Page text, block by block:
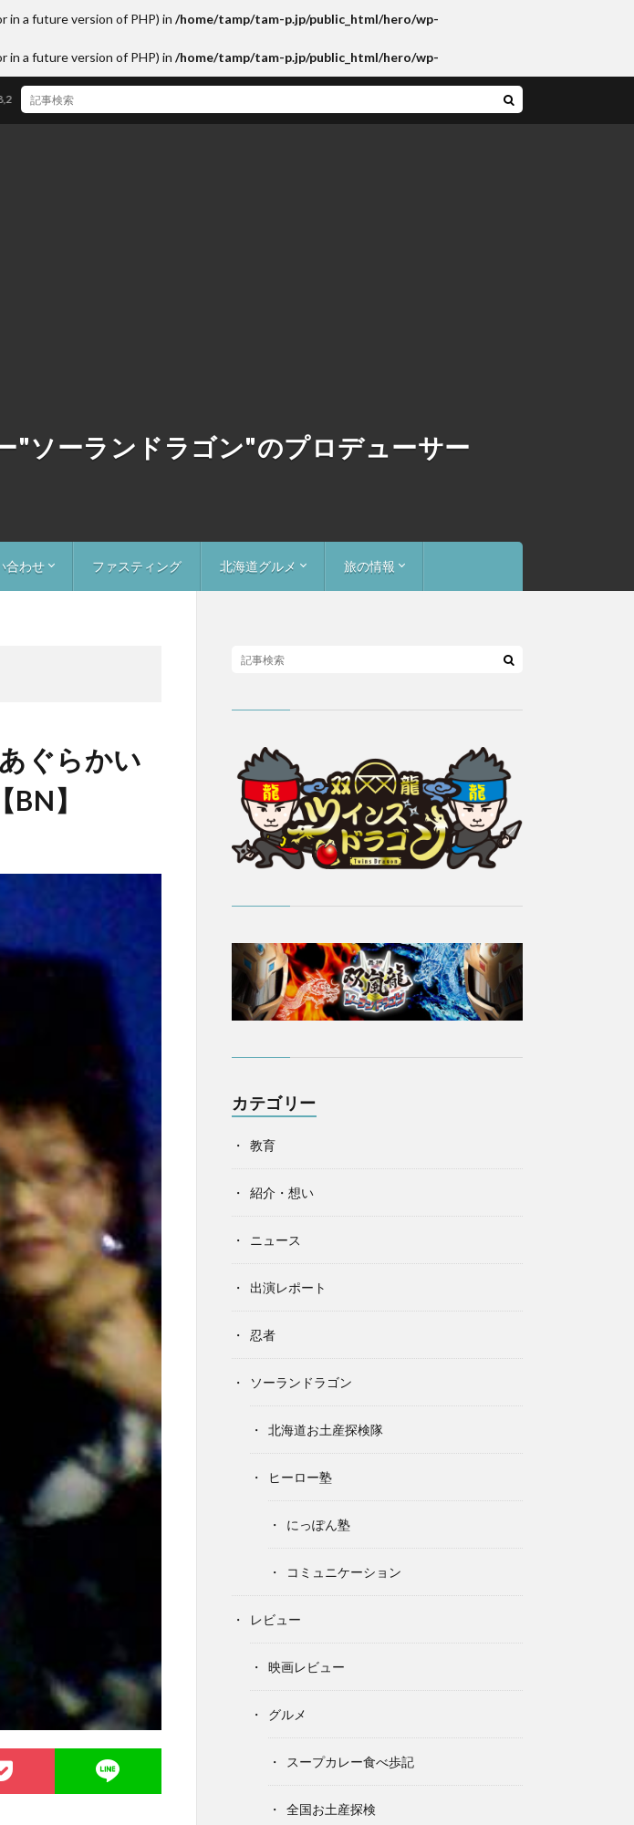
in a future version of PHP) in /home/tamp/tam-p.jp/public_html/hero/wp-
in a future version of PHP) in /home/tamp/tam-p.jp/public_html/hero/wp-
"ソーランドラゴン"のプロデューサー
合わせ ファスティング 北海道グルメ 旅の情報
ども達へ、未来へ！世界へ!!」ワークショップ＆舞台2024年度in札幌開催！
ぐらかい
】
カテゴリー
教育
紹介・想い
ニュース
出演レポート
忍者
ソーランドラゴン
北海道お土産探検隊
ヒーロー塾
にっぽん塾
コミュニケーション
レビュー
映画レビュー
グルメ
スープカレー食べ歩記
全国お土産探検